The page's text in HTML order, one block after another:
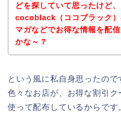
どを探していて思ったけど、
cocoblack（ココブラック
マガなどでお得な情報を配
かな～？
という風に私自身思ったの
色々なお店が、お得な割引
使って配布しているからです